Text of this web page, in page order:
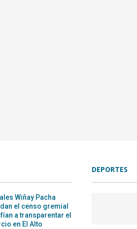
Wiñay Pacha
el censo gremial
a transparentar el
en El Alto
DEPORTES